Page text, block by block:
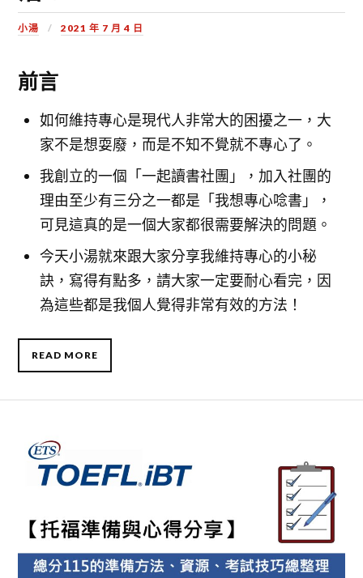
小湯 2021 年 7 月 4 日
前言
如何維持專心是現代人非常大的困擾之一，大
家不是想耍廢，而是不知不覺就不專心了。
我創立的一個「一起讀書社團」，加入社團的
理由至少有三分之一都是「我想專心唸書」，
可見這真的是一個大家都很需要解決的問題。
今天小湯就來跟大家分享我維持專心的小秘
訣，寫得有點多，請大家一定要耐心看完，因
為這些都是我個人覺得非常有效的方法！
READ MORE